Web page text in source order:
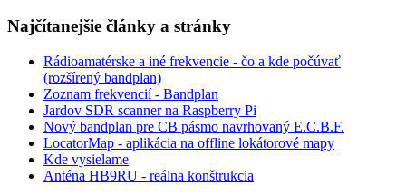
Najčítanejšie články a stránky
Rádioamatérske a iné frekvencie - čo a kde počúvať
(rozšírený bandplan)
Zoznam frekvencií - Bandplan
Jardov SDR scanner na Raspberry Pi
Nový bandplan pre CB pásmo navrhovaný E.C.B.F.
LocatorMap - aplikácia na offline lokátorové mapy
Kde vysielame
Anténa HB9RU - reálna konštrukcia